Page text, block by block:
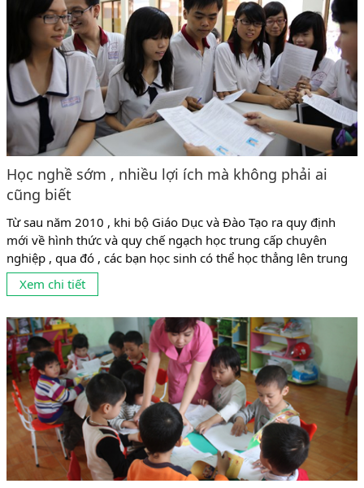
Học nghề sớm , nhiều lợi ích mà không phải ai
cũng biết
Từ sau năm 2010 , khi bộ Giáo Dục và Đào Tạo ra quy định
mới về hình thức và quy chế ngạch học trung cấp chuyên
nghiệp , qua đó , các bạn học sinh có thể học thẳng lên trung
cấp mà không cần phải qua trung học phổ thông thì hệ trung
cấp trở thành lựa chọn...
Xem chi tiết